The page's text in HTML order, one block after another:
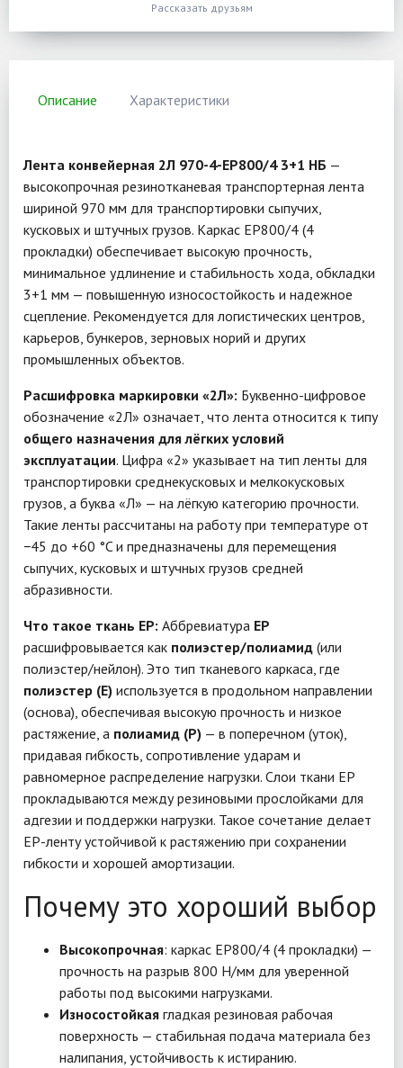
Рассказать друзьям
Описание Характеристики
Лента конвейерная 2Л 970-4-EP800/4 3+1 НБ —
высокопрочная резинотканевая транспортерная лента
шириной 970 мм для транспортировки сыпучих,
кусковых и штучных грузов. Каркас EP800/4 (4
прокладки) обеспечивает высокую прочность,
минимальное удлинение и стабильность хода, обкладки
3+1 мм — повышенную износостойкость и надежное
сцепление. Рекомендуется для логистических центров,
карьеров, бункеров, зерновых норий и других
промышленных объектов.
Расшифровка маркировки «2Л»: Буквенно-цифровое
обозначение «2Л» означает, что лента относится к типу
общего назначения для лёгких условий
эксплуатации. Цифра «2» указывает на тип ленты для
транспортировки среднекусковых и мелкокусковых
грузов, а буква «Л» — на лёгкую категорию прочности.
Такие ленты рассчитаны на работу при температуре от
−45 до +60 °C и предназначены для перемещения
сыпучих, кусковых и штучных грузов средней
абразивности.
Что такое ткань EP: Аббревиатура EP
расшифровывается как полиэстер/полиамид (или
полиэстер/нейлон). Это тип тканевого каркаса, где
полиэстер (E) используется в продольном направлении
(основа), обеспечивая высокую прочность и низкое
растяжение, а полиамид (P) — в поперечном (уток),
придавая гибкость, сопротивление ударам и
равномерное распределение нагрузки. Слои ткани EP
прокладываются между резиновыми прослойками для
адгезии и поддержки нагрузки. Такое сочетание делает
EP-ленту устойчивой к растяжению при сохранении
гибкости и хорошей амортизации.
Почему это хороший выбор
Высокопрочная: каркас EP800/4 (4 прокладки) —
прочность на разрыв 800 Н/мм для уверенной
работы под высокими нагрузками.
Износостойкая гладкая резиновая рабочая
поверхность — стабильная подача материала без
налипания, устойчивость к истиранию.